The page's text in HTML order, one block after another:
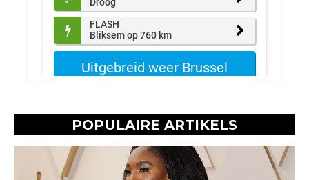
POPULAIRE ARTIKELS